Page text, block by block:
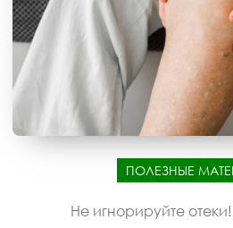
ПОЛЕЗНЫЕ
Не игнорируйте